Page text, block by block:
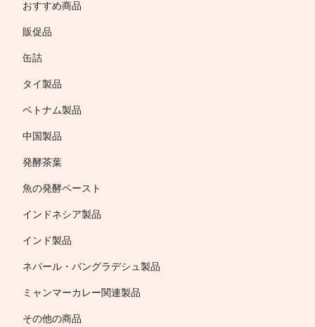
おすすめ商品
販促品
缶詰
タイ製品
ベトナム製品
中国製品
発酵茶葉
魚の発酵ペースト
インドネシア製品
インド製品
ネパール・バングラデシュ製品
ミャンマーカレー関連製品
その他の商品